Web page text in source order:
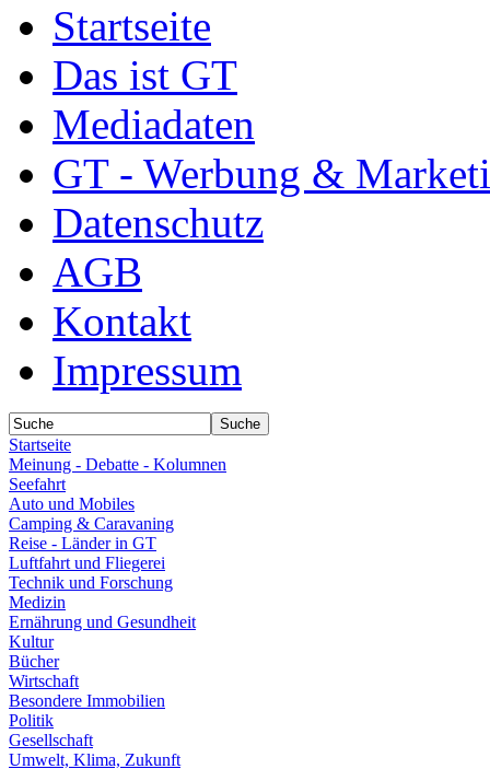
Startseite
Das ist GT
Mediadaten
GT - Werbung &
Datenschutz
AGB
Kontakt
Impressum
Startseite
Meinung - Debatte - Kolumnen
Seefahrt
Auto und Mobiles
Camping & Caravaning
Reise - Länder in GT
Luftfahrt und Fliegerei
Technik und Forschung
Medizin
Ernährung und Gesundheit
Kultur
Bücher
Wirtschaft
Besondere Immobilien
Politik
Gesellschaft
Umwelt, Klima, Zukunft